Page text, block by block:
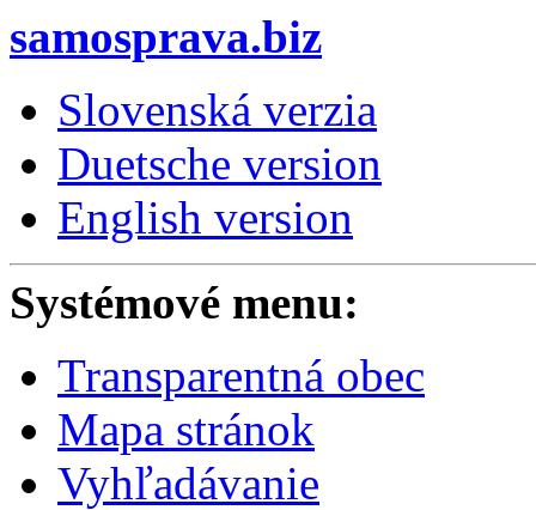
samosprava.biz
Slovenská verzia
Duetsche version
English version
Systémové menu:
Transparentná obec
Mapa stránok
Vyhľadávanie